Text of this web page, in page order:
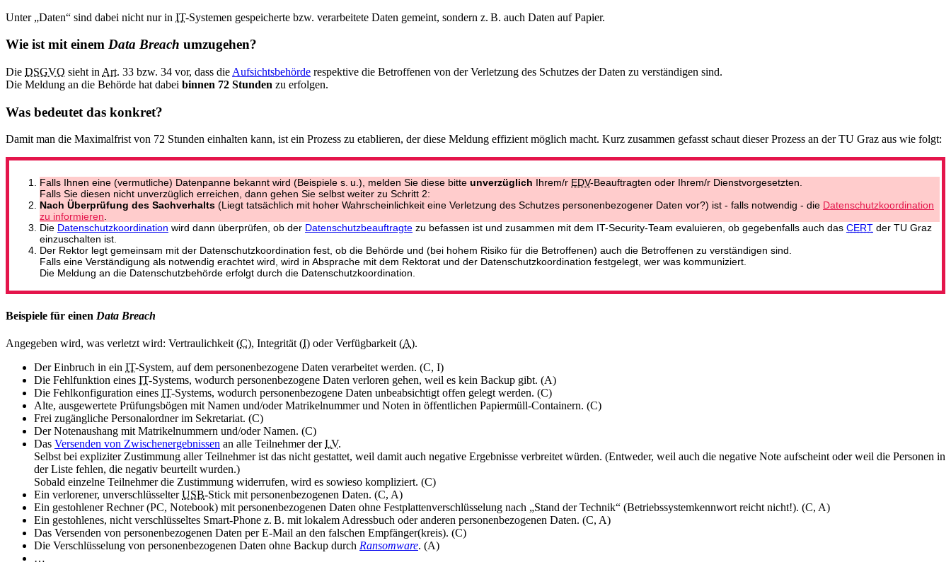
Unter „Daten“ sind dabei nicht nur in IT-Systemen gespeicherte bzw. verarbeitete Daten gemeint, sondern z. B. auch Daten auf Papier.
Wie ist mit einem Data Breach umzugehen?
Die DSGVO sieht in Art. 33 bzw. 34 vor, dass die Aufsichtsbehörde respektive die Betroffenen von der Verletzung des Schutzes der Daten zu verständigen sind.
Die Meldung an die Behörde hat dabei binnen 72 Stunden zu erfolgen.
Was bedeutet das konkret?
Damit man die Maximalfrist von 72 Stunden einhalten kann, ist ein Prozess zu etablieren, der diese Meldung effizient möglich macht. Kurz zusammen gefasst schaut dieser Prozess an der TU Graz aus wie folgt:
Falls Ihnen eine (vermutliche) Datenpanne bekannt wird (Beispiele s. u.), melden Sie diese bitte unverzüglich Ihrem/r EDV-Beauftragten oder Ihrem/r Dienstvorgesetzten.
Falls Sie diesen nicht unverzüglich erreichen, dann gehen Sie selbst weiter zu Schritt 2:
Nach Überprüfung des Sachverhalts (Liegt tatsächlich mit hoher Wahrscheinlichkeit eine Verletzung des Schutzes personenbezogener Daten vor?) ist - falls notwendig - die Datenschutzkoordination
zu informieren.
Die Datenschutzkoordination wird dann überprüfen, ob der Datenschutzbeauftragte zu befassen ist und zusammen mit dem IT-Security-Team evaluieren, ob gegebenfalls auch das CERT der TU Graz
einzuschalten ist.
Der Rektor legt gemeinsam mit der Datenschutzkoordination fest, ob die Behörde und (bei hohem Risiko für die Betroffenen) auch die Betroffenen zu verständigen sind.
Falls eine Verständigung als notwendig erachtet wird, wird in Absprache mit dem Rektorat und der Datenschutzkoordination festgelegt, wer was kommuniziert.
Die Meldung an die Datenschutzbehörde erfolgt durch die Datenschutzkoordination.
Beispiele für einen Data Breach
Angegeben wird, was verletzt wird: Vertraulichkeit (C), Integrität (I) oder Verfügbarkeit (A).
Der Einbruch in ein IT-System, auf dem personenbezogene Daten verarbeitet werden. (C, I)
Die Fehlfunktion eines IT-Systems, wodurch personenbezogene Daten verloren gehen, weil es kein Backup gibt. (A)
Die Fehlkonfiguration eines IT-Systems, wodurch personenbezogene Daten unbeabsichtigt offen gelegt werden. (C)
Alte, ausgewertete Prüfungsbögen mit Namen und/oder Matrikelnummer und Noten in öffentlichen Papiermüll-Containern. (C)
Frei zugängliche Personalordner im Sekretariat. (C)
Der Notenaushang mit Matrikelnummern und/oder Namen. (C)
Das Versenden von Zwischenergebnissen an alle Teilnehmer derLV.
Selbst bei expliziter Zustimmung aller Teilnehmer ist das nicht gestattet, weil damit auch negative Ergebnisse verbreitet würden. (Entweder, weil auch die negative Note aufscheint oder weil die Personen in
der Liste fehlen, die negativ beurteilt wurden.)
Sobald einzelne Teilnehmer die Zustimmung widerrufen, wird es sowieso kompliziert. (C)
Ein verlorener, unverschlüsselterUSB-Stick mit personenbezogenen Daten. (C, A)
Ein gestohlener Rechner (PC, Notebook) mit personenbezogenen Daten ohne Festplattenverschlüsselung nach „Stand der Technik“ (Betriebssystemkennwort reicht nicht!). (C, A)
Ein gestohlenes, nicht verschlüsseltes Smart-Phone z. B. mit lokalem Adressbuch oder anderen personenbezogenen Daten. (C, A)
Das Versenden von personenbezogenen Daten per E-Mail an den falschen Empfänger(kreis). (C)
Die Verschlüsselung von personenbezogenen Daten ohne Backup durch Ransomware. (A)
…